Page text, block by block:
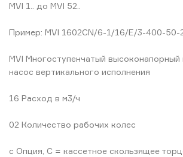
MVI 1.. до MVI 52..
Пример: MVI 1602CN/6-1/16/E/3-400-50-
MVI Многоступенчатый
насос вертикального исполнения
16 Расход в м3/ч
02 Количество рабочих колес
c Опция, C = кассетное скользящее